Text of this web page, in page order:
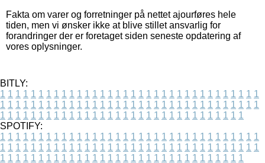
Fakta om varer og forretninger på nettet ajourføres hele
tiden, men vi ønsker ikke at blive stillet ansvarlig for
forandringer der er foretaget siden seneste opdatering af
vores oplysninger.
BITLY:
1 1 1 1 1 1 1 1 1 1 1 1 1 1 1 1 1 1 1 1 1 1 1 1 1 1 1 1 1 1 1 1 1 1
1 1 1 1 1 1 1 1 1 1 1 1 1 1 1 1 1 1 1 1 1 1 1 1 1 1 1 1 1 1 1 1 1 1
1 1 1 1 1 1 1 1 1 1 1 1 1 1 1 1 1 1 1 1 1 1 1 1 1 1 1 1 1 1 1 1
SPOTIFY:
1 1 1 1 1 1 1 1 1 1 1 1 1 1 1 1 1 1 1 1 1 1 1 1 1 1 1 1 1 1 1 1 1 1
1 1 1 1 1 1 1 1 1 1 1 1 1 1 1 1 1 1 1 1 1 1 1 1 1 1 1 1 1 1 1 1 1 1
1 1 1 1 1 1 1 1 1 1 1 1 1 1 1 1 1 1 1 1 1 1 1 1 1 1 1 1 1 1 1 1